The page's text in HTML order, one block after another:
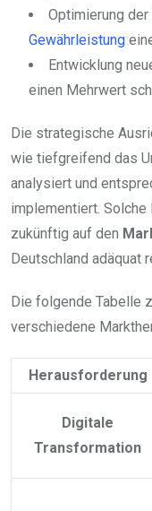
Optimierung
Gewährleistung
Entwicklung
einen Mehrwert
Die strategische
wie tiefgreifend das
analysiert und
implementiert. Solche
zukünftig auf den
Deutschland adäquat
Die folgende Tabelle
verschiedene
Herausforderung
Digitale
Transformation